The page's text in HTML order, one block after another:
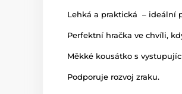
Lehká a praktická – ideální
Perfektní hračka ve chvíli,
Měkké kousátko s
Podporuje rozvoj zraku.